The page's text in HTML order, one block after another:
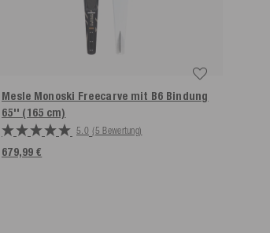
Mesle Monoski Freecarve mit B6 Bindung
65'' (165 cm)
5.0 (5 Bewertung)
679,99 €